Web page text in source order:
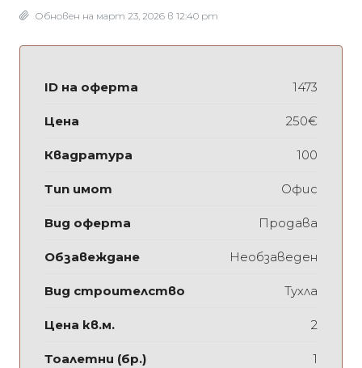
Обновен на март 23, 2026 в 12:40 pm
ID на оферта 1473
Цена 250€
Квадратура 100
Тип имот Офис
Вид оферта Продава
Обзавеждане Необзаведен
Вид строителство Тухла
Цена кв.м. 2
Тоалетни (бр.) 1